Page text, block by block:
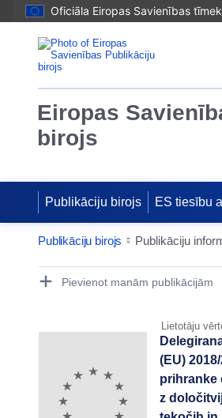
Oficiāla Eiropas Savienības
Eiropas
birojs
Publikāciju birojs ES tiesību
Publikāciju birojs Publikāciju
Publication Detail
Pievienot manām publikācijām
Lietotāju
(EU)
prihranke
z